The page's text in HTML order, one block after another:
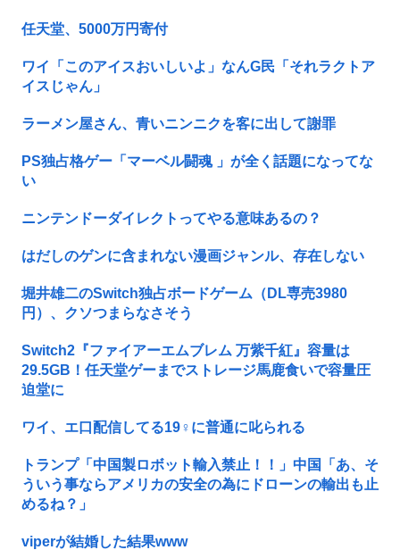
任天堂、5000万円寄付
ワイ「このアイスおいしいよ」なんG民「それラクトア
イスじゃん」
ラーメン屋さん、青いニンニクを客に出して謝罪
PS独占格ゲー「マーベル闘魂 」が全く話題になってな
い
ニンテンドーダイレクトってやる意味あるの？
はだしのゲンに含まれない漫画ジャンル、存在しない
堀井雄二のSwitch独占ボードゲーム（DL専売3980
円）、クソつまらなさそう
Switch2『ファイアーエムブレム 万紫千紅』容量は
29.5GB！任天堂ゲーまでストレージ馬鹿食いで容量圧
迫堂に
ワイ、エ口配信してる19♀に普通に叱られる
トランプ「中国製ロボット輸入禁止！！」中国「あ、そ
ういう事ならアメリカの安全の為にドローンの輸出も止
めるね？」
viperが結婚した結果www